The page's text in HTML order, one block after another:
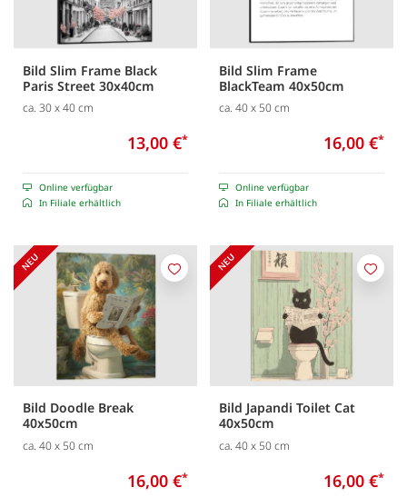
Bild Slim Frame Black
Paris Street 30x40cm
ca. 30 x 40 cm
13,00 €*
Online verfügbar
In Filiale erhältlich
Bild Slim Frame
BlackTeam 40x50cm
ca. 40 x 50 cm
16,00 €*
Online verfügbar
In Filiale erhältlich
Bild Doodle Break
40x50cm
ca. 40 x 50 cm
16,00 €*
Merken
Bild Japandi Toilet Cat
40x50cm
ca. 40 x 50 cm
16,00 €*